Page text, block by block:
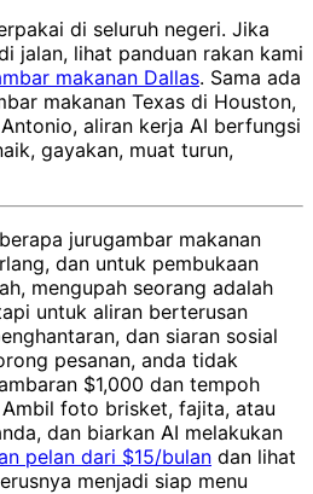
di seluruh negeri. Jika
jalan, lihat panduan rakan kami
makanan Dallas. Sama ada
makanan Texas di Houston,
aliran kerja AI berfungsi
gayakan, muat turun,
jurugambar makanan
dan untuk pembukaan
mengupah seorang adalah
untuk aliran berterusan
dan siaran sosial
pesanan, anda tidak
$1,000 dan tempoh
foto brisket, fajita, atau
dan biarkan AI melakukan
pelan dari $15/bulan dan lihat
menjadi siap menu